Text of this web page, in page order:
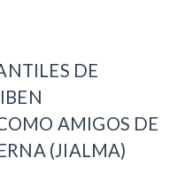
DE
AMIGOS DE
(JIALMA)